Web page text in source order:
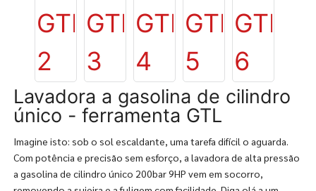
Lavadora a gasolina de cilindro
único - ferramenta GTL
Imagine isto: sob o sol escaldante, uma tarefa difícil o aguarda.
Com potência e precisão sem esforço, a lavadora de alta pressão
a gasolina de cilindro único 200bar 9HP vem em socorro,